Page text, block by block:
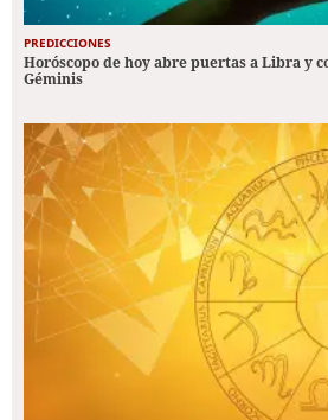
PREDICCIONES
Horóscopo de hoy abre puertas a Libra y
Géminis